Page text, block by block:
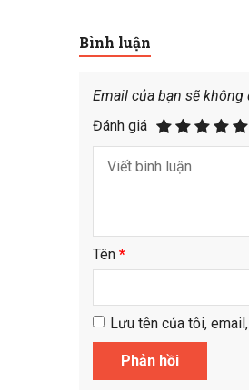
Bình luận
Email của bạn sẽ
Đánh giá
Tên *
Lưu tên của tôi,